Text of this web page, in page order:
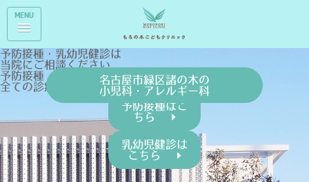
MENU
予防接種・乳幼児健診は
当院にご相談ください
予防接種・乳幼児健診は、
全ての診療時間で行っています
予防接種はこ
ちら
乳幼児健診は
こちら
名古屋市緑区諸の木の
小児科・アレルギー科